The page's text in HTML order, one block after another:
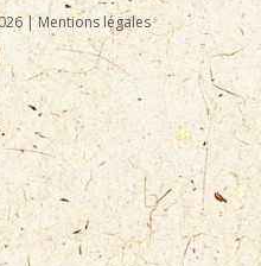
|Mentions légales